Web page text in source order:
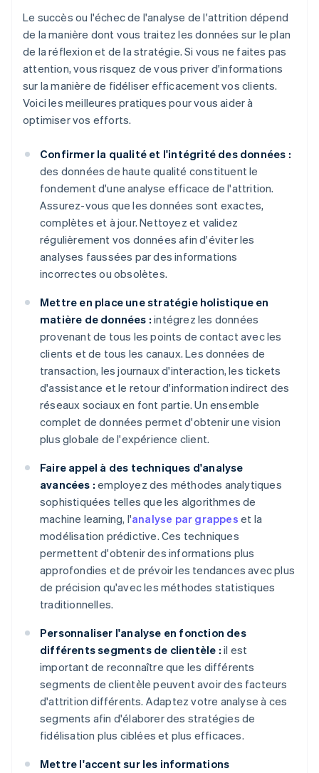
Le succès ou l'échec de l'analyse de l'attrition dépend
de la manière dont vous traitez les données sur le plan
de la réflexion et de la stratégie. Si vous ne faites pas
attention, vous risquez de vous priver d'informations
sur la manière de fidéliser efficacement vos clients.
Voici les meilleures pratiques pour vous aider à
optimiser vos efforts.
Confirmer la qualité et l'intégrité des données :
des données de haute qualité constituent le
fondement d'une analyse efficace de l'attrition.
Assurez-vous que les données sont exactes,
complètes et à jour. Nettoyez et validez
régulièrement vos données afin d'éviter les
analyses faussées par des informations
incorrectes ou obsolètes.
Mettre en place une stratégie holistique en
matière de données : intégrez les données
provenant de tous les points de contact avec les
clients et de tous les canaux. Les données de
transaction, les journaux d'interaction, les tickets
d'assistance et le retour d'information indirect des
réseaux sociaux en font partie. Un ensemble
complet de données permet d'obtenir une vision
plus globale de l'expérience client.
Faire appel à des techniques d'analyse
avancées : employez des méthodes analytiques
sophistiquées telles que les algorithmes de
machine learning, l'analyse par grappes et la
modélisation prédictive. Ces techniques
permettent d'obtenir des informations plus
approfondies et de prévoir les tendances avec plus
de précision qu'avec les méthodes statistiques
traditionnelles.
Personnaliser l'analyse en fonction des
différents segments de clientèle : il est
important de reconnaître que les différents
segments de clientèle peuvent avoir des facteurs
d'attrition différents. Adaptez votre analyse à ces
segments afin d'élaborer des stratégies de
fidélisation plus ciblées et plus efficaces.
Mettre l'accent sur les informations